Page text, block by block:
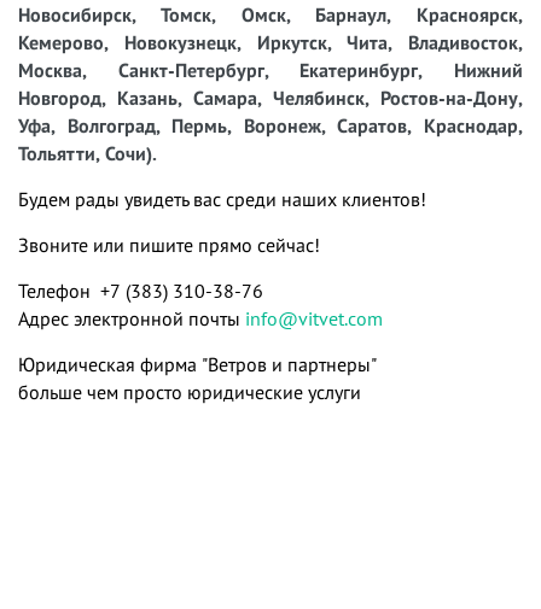
Новосибирск, Томск, Омск, Барнаул, Красноярск,
Кемерово, Новокузнецк, Иркутск, Чита, Владивосток,
Москва, Санкт-Петербург, Екатеринбург, Нижний
Новгород, Казань, Самара, Челябинск, Ростов-на-Дону,
Уфа, Волгоград, Пермь, Воронеж, Саратов, Краснодар,
Тольятти, Сочи).
Будем рады увидеть вас среди наших клиентов!
Звоните или пишите прямо сейчас!
Телефон +7 (383) 310-38-76
Адрес электронной почты info@vitvet.com
Юридическая фирма "Ветров и партнеры"
больше чем просто юридические услуги